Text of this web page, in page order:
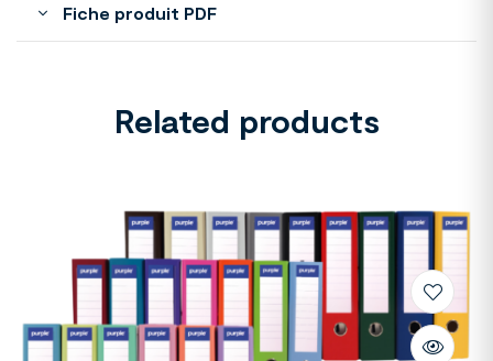
Fiche produit PDF
Related products